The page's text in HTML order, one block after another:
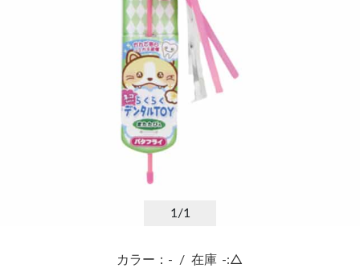
1/1
カラー：- / 在庫 -:△